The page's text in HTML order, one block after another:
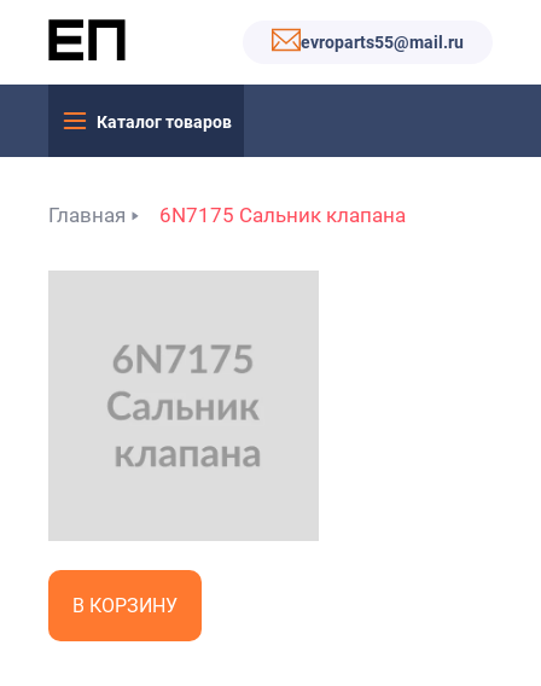
evroparts55@mail.ru
Каталог товаров
Главная 6N7175 Сальник клапана
В КОРЗИНУ